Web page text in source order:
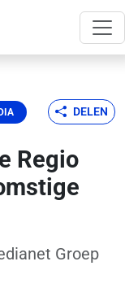
DELEN
Regio
Groep